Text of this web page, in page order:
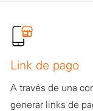
Link de pago
A través de una
generar links de